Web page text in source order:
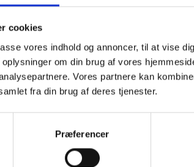
cookies
vores indhold og annoncer, til at vise
om din brug af vores
Vores partnere kan
fra din brug af deres tjenester.
Præferencer